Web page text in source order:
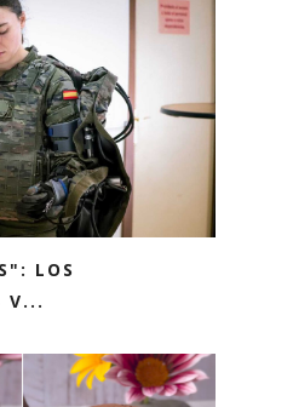
LOS
V...